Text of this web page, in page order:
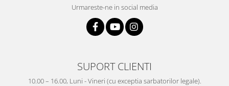
Urmareste-ne in social media
SUPORT CLIENTI
10.00 – 16.00, Luni - Vineri (cu exceptia sarbatorilor legale).